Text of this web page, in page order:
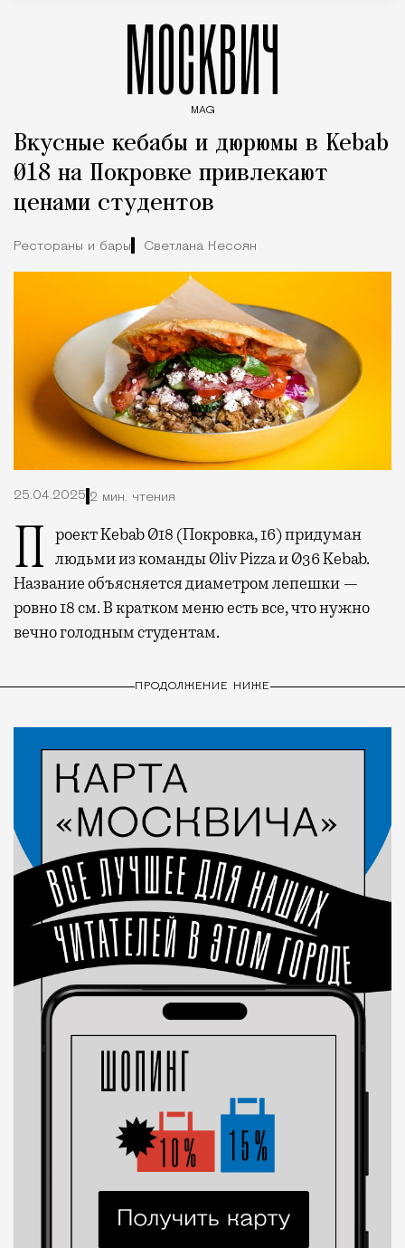
МОСКВИЧ
MAG
Вкусные кебабы и дюрюмы в Kebab
Ø18 на Покровке привлекают
ценами студентов
Рестораны и бары Светлана Кесоян
25.04.2025 2 мин. чтения
Проект Kebab Ø18 (Покровка, 16) придуман людьми из команды Øliv Pizza и Ø36 Kebab.
Название объясняется диаметром лепешки —
ровно 18 см. В кратком меню есть все, что нужно
вечно голодным студентам.
ПРОДОЛЖЕНИЕ НИЖЕ